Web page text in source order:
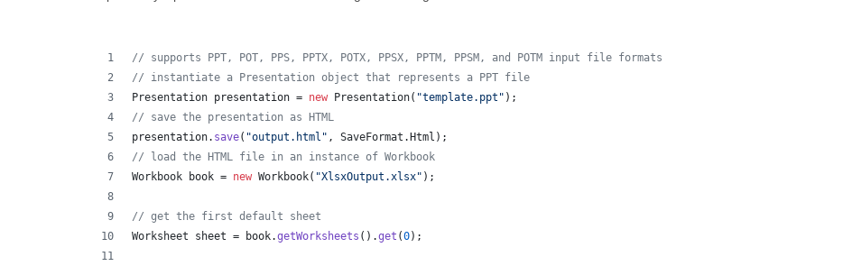
// supports PPT, POT, PPS, PPTX, POTX, PPSX, PPTM, PPSM, and POTM input file formats
// instantiate a Presentation object that represents a PPT file
Presentation presentation = new Presentation( "template.ppt" );
// save the presentation as HTML
presentation. save( "output.html" , SaveFormat . Html );
// load the HTML file in an instance of Workbook
Workbook
book = new Workbook( "XlsxOutput.xlsx" );
// get the first default sheet
Worksheet
sheet = book.getWorksheets ().get (0);